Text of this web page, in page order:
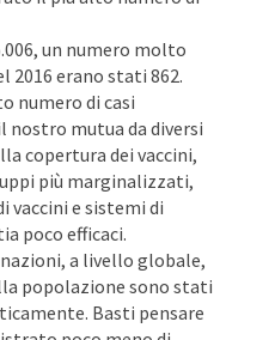
un numero molto
2016 erano stati 862.
numero di casi
nostro mutua da diversi
copertura dei vaccini,
più marginalizzati,
vaccini e sistemi di
poco efficaci.
a livello globale,
popolazione sono stati
Basti pensare